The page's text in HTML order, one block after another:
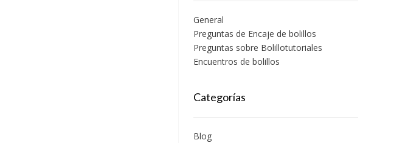
General
Preguntas de Encaje de bolillos
Preguntas sobre Bolillotutoriales
Encuentros de bolillos
Categorías
Blog